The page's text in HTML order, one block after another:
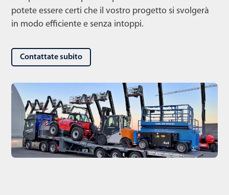
potete essere certi che il vostro progetto si svolgerà
in modo efficiente e senza intoppi.
Contattate subito